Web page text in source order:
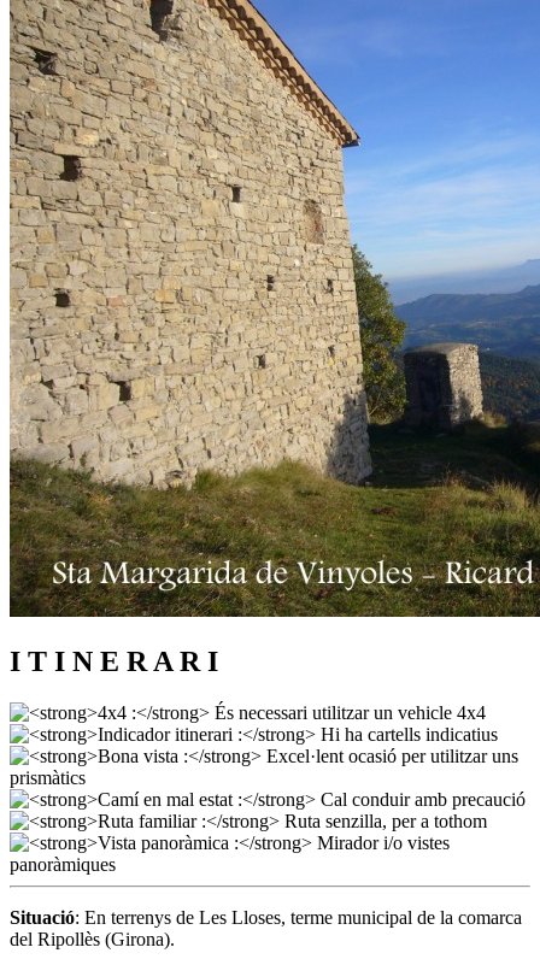
I T I N E R A R I
Situació: En terrenys de Les Lloses, terme municipal de la comarca
del Ripollès (Girona).